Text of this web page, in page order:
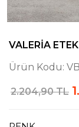
VALERIA
Ürün Kodu:
2.204,90 TL